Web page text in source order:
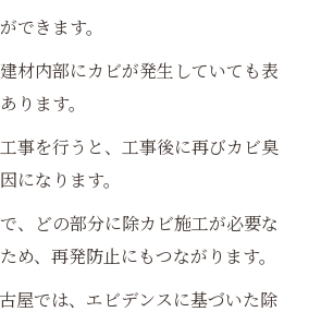
できます。
材内部にカビが発生していても表
ります。
事を行うと、工事後に再びカビ臭
になります。
、どの部分に除カビ施工が必要な
め、再発防止にもつながります。
屋では、エビデンスに基づいた除